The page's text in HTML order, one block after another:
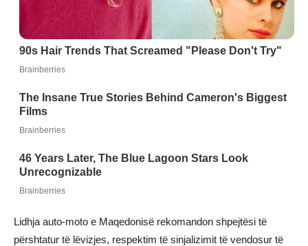
Lidhja auto-moto e Maqedonisë rekomandon shpejtësi të
përshtatur të lëvizjes, respektim të sinjalizimit të vendosur të